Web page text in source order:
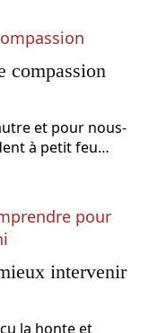
compassion
et pour nous-
à petit feu…
intervenir
la honte et